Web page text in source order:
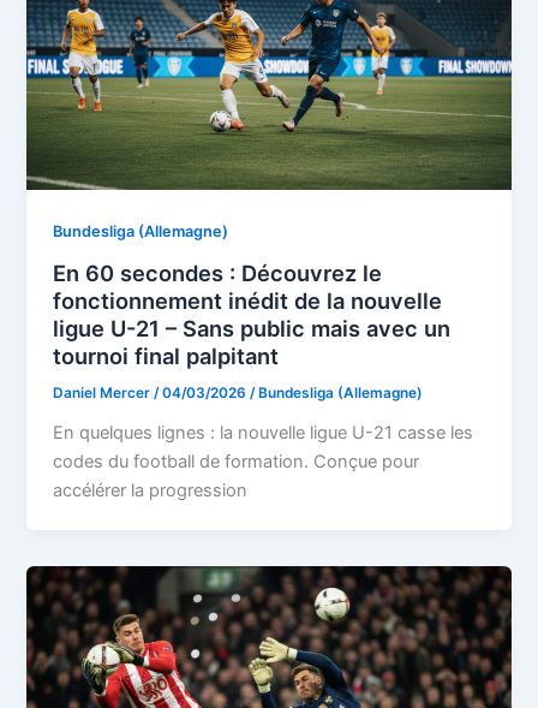
Bundesliga (Allemagne)
En 60 secondes : Découvrez le
fonctionnement inédit de la nouvelle
ligue U-21 – Sans public mais avec un
tournoi final palpitant
Daniel Mercer /04/03/2026 /Bundesliga (Allemagne)
En quelques lignes : la nouvelle ligue U-21 casse les
codes du football de formation. Conçue pour
accélérer la progression